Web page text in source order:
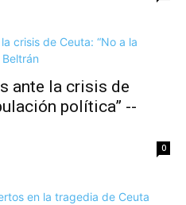
ante la crisis de
política” --
0